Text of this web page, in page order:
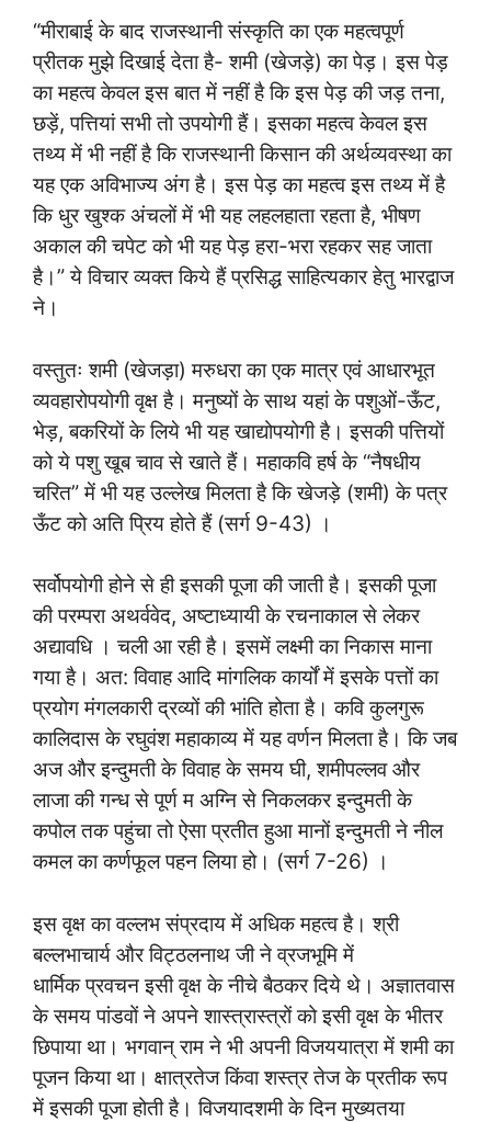
“मीराबाई के बाद राजस्थानी संस्कृति का एक महत्वपूर्ण
प्रीतक मुझे दिखाई देता है- शमी (खेजड़े) का पेड़। इस पेड़
का महत्व केवल इस बात में नहीं है कि इस पेड़ की जड़ तना,
छड़ें, पत्तियां सभी तो उपयोगी हैं। इसका महत्व केवल इस
तथ्य में भी नहीं है कि राजस्थानी किसान की अर्थव्यवस्था का
यह एक अविभाज्य अंग है। इस पेड़ का महत्व इस तथ्य में है
कि धुर खुश्क अंचलों में भी यह लहलहाता रहता है, भीषण
अकाल की चपेट को भी यह पेड़ हरा-भरा रहकर सह जाता
है।” ये विचार व्यक्त किये हैं प्रसिद्ध साहित्यकार हेतु भारद्वाज
ने।
वस्तुतः शमी (खेजड़ा) मरुधरा का एक मात्र एवं आधारभूत
व्यवहारोपयोगी वृक्ष है। मनुष्यों के साथ यहां के पशुओं-ऊँट,
भेड़, बकरियों के लिये भी यह खाद्योपयोगी है। इसकी पत्तियों
को ये पशु खूब चाव से खाते हैं। महाकवि हर्ष के “नैषधीय
चरित” में भी यह उल्लेख मिलता है कि खेजड़े (शमी) के पत्र
ऊँट को अति प्रिय होते हैं (सर्ग 9-43) ।
सर्वोपयोगी होने से ही इसकी पूजा की जाती है। इसकी पूजा
की परम्परा अथर्ववेद, अष्टाध्यायी के रचनाकाल से लेकर
अद्यावधि । चली आ रही है। इसमें लक्ष्मी का निकास माना
गया है। अत: विवाह आदि मांगलिक कार्यों में इसके पत्तों का
प्रयोग मंगलकारी द्रव्यों की भांति होता है। कवि कुलगुरू
कालिदास के रघुवंश महाकाव्य में यह वर्णन मिलता है। कि जब
अज और इन्दुमती के विवाह के समय घी, शमीपल्लव और
लाजा की गन्ध से पूर्ण म अग्नि से निकलकर इन्दुमती के
कपोल तक पहुंचा तो ऐसा प्रतीत हुआ मानों इन्दुमती ने नील
कमल का कर्णफूल पहन लिया हो। (सर्ग 7-26) ।
इस वृक्ष का वल्लभ संप्रदाय में अधिक महत्व है। श्री
बल्लभाचार्य और विट्ठलनाथ जी ने व्रजभूमि में
धार्मिक प्रवचन इसी वृक्ष के नीचे बैठकर दिये थे। अज्ञातवास
के समय पांडवों ने अपने शास्त्रास्त्रों को इसी वृक्ष के भीतर
छिपाया था। भगवान् राम ने भी अपनी विजययात्रा में शमी का
पूजन किया था। क्षात्रतेज किंवा शस्त्र तेज के प्रतीक रूप
में इसकी पूजा होती है। विजयादशमी के दिन मुख्यतया